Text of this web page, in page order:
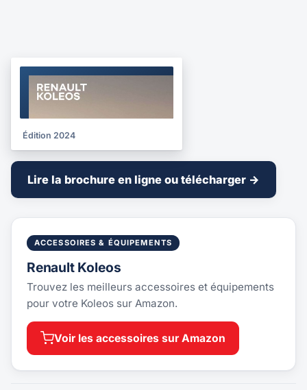
BROCHURE
2024
Édition 2024
Lire la brochure en ligne ou télécharger →
ACCESSOIRES & ÉQUIPEMENTS
Renault Koleos
Trouvez les meilleurs accessoires et équipements
pour votre Koleos sur Amazon.
Voir les accessoires sur Amazon